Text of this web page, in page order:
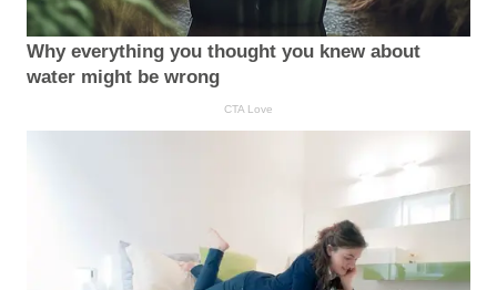
Why everything you thought you knew about
water might be wrong
CTA Love